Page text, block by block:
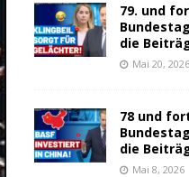
79. und
die
Mai 20, 2026
78 und
die
Mai 8, 2026